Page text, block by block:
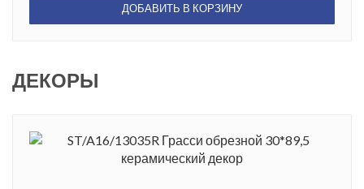
ДОБАВИТЬ В КОРЗИНУ
ДЕКОРЫ